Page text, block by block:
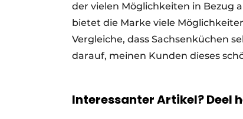
der vielen Möglichkeiten in Bezug
bietet die Marke viele
Vergleiche, dass Sachsenküchen
darauf, meinen Kunden dieses
Interessanter Artikel? Deel